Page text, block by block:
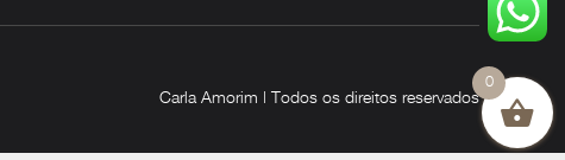
Carla Amorim | Todos os direitos reservados
0